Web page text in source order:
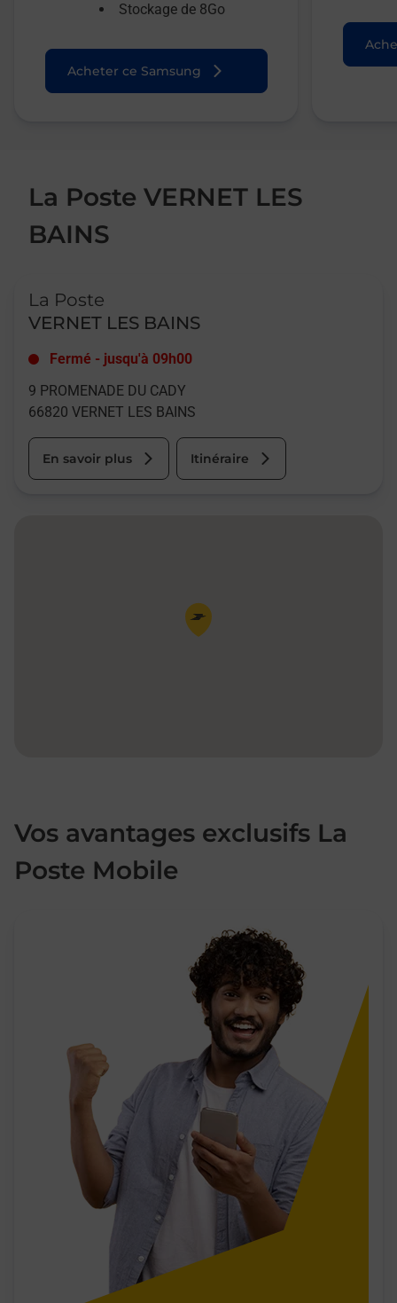
Stockage de 8Go
Acheter ce Samsung
La Poste VERNET LES
BAINS
La Poste
VERNET LES BAINS
Fermé - jusqu'à 09h00
9 PROMENADE DU CADY
66820 VERNET LES BAINS
En savoir plus Itinéraire
Pin de la carte
Vos avantages exclusifs La
Poste Mobile